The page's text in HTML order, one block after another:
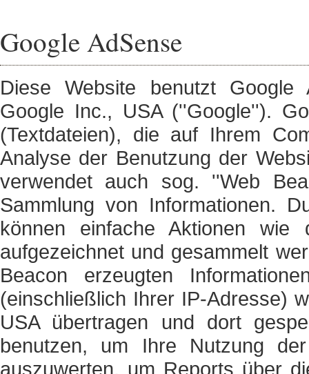
Google AdSense
Diese Website benutzt Google
Google Inc., USA (''Google'').
(Textdateien), die auf Ihrem
Analyse der Benutzung der
verwendet auch sog. ''Web
Sammlung von Informationen.
können einfache Aktionen wie
aufgezeichnet und gesammelt
Beacon erzeugten
(einschließlich Ihrer IP-Adresse)
USA übertragen und dort
benutzen, um Ihre Nutzung
auszuwerten, um Reports über